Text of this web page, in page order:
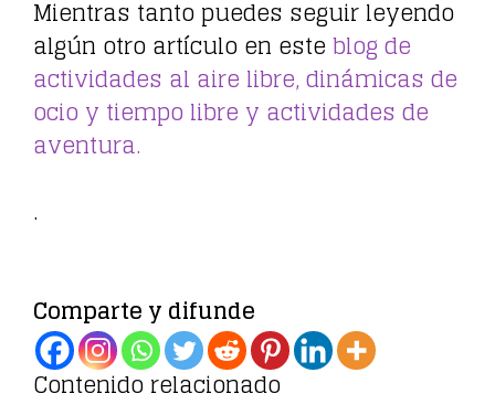
Mientras tanto puedes seguir leyendo
algún otro artículo en esteblog de
actividades al aire libre, dinámicas de
ocio y tiempo libre y actividades de
aventura.
.
Comparte y difunde
Contenido relacionado